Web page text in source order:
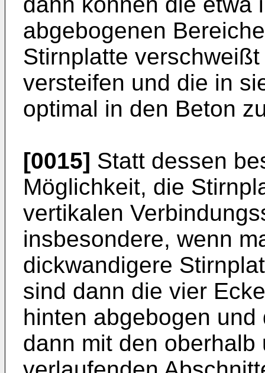
abgebogenen
Stirnplatte
versteifen und die in
optimal in den Beton
[0015] Statt dessen
Möglichkeit, die
vertikalen
insbesondere, wenn
dickwandigere
sind dann die vier
hinten abgebogen
dann mit den